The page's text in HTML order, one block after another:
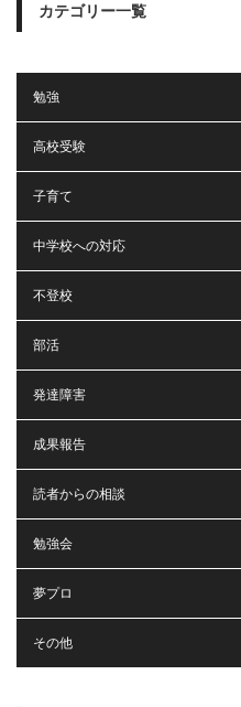
カテゴリー一覧
勉強
高校受験
子育て
中学校への対応
不登校
部活
発達障害
成果報告
読者からの相談
勉強会
夢プロ
その他